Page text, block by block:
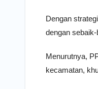
Dengan
dengan
Menurutnya,
kecamatan,